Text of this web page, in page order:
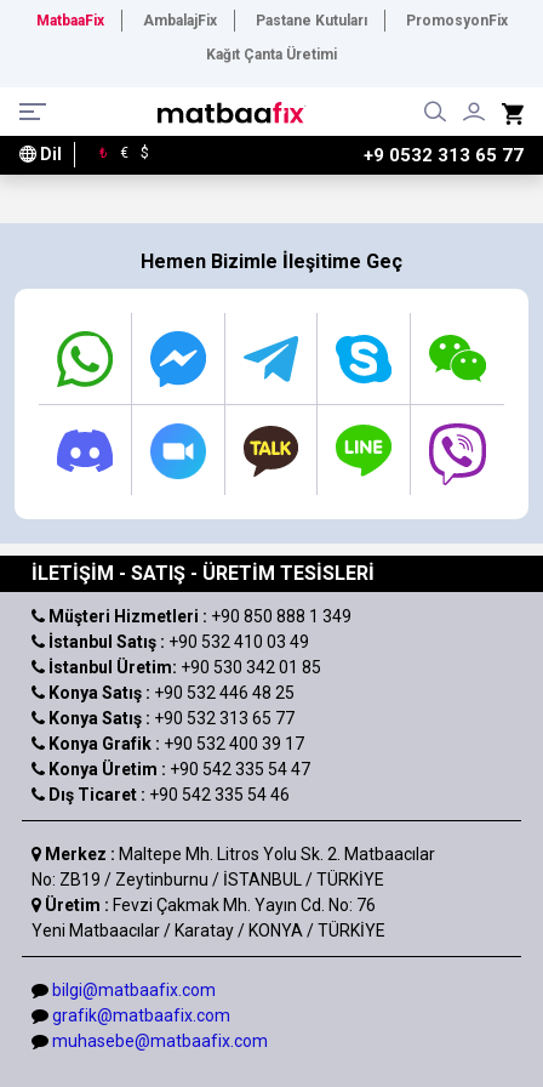
MatbaaFix AmbalajFix Pastane Kutuları
PromosyonFix
Kağıt Çanta Üretimi
Dil ₺ € $ +9 0532 313 65 77
Hemen Bizimle İleşitime Geç
İLETİŞİM - SATIŞ - ÜRETİM TESİSLERİ
Müşteri Hizmetleri : +90 850 888 1 349
İstanbul Satış : +90 532 410 03 49
İstanbul Üretim: +90 530 342 01 85
Konya Satış : +90 532 446 48 25
Konya Satış : +90 532 313 65 77
Konya Grafik : +90 532 400 39 17
Konya Üretim : +90 542 335 54 47
Dış Ticaret : +90 542 335 54 46
Merkez : Maltepe Mh. Litros Yolu Sk. 2. Matbaacılar
No: ZB19 / Zeytinburnu / İSTANBUL / TÜRKİYE
Üretim : Fevzi Çakmak Mh. Yayın Cd. No: 76
Yeni Matbaacılar / Karatay / KONYA / TÜRKİYE
bilgi@matbaafix.com
grafik@matbaafix.com
muhasebe@matbaafix.com